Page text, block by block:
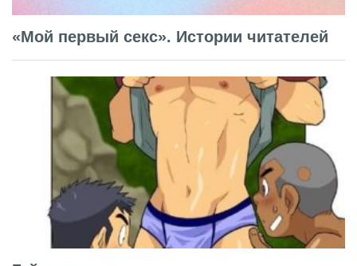
«Мой первый секс». Истории читателей